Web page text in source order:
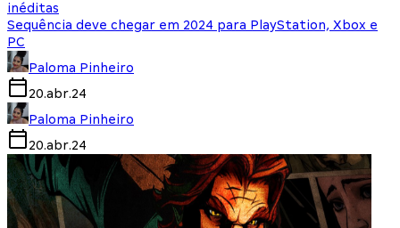
inéditas
Sequência deve chegar em 2024 para PlayStation, Xbox e
PC
Paloma Pinheiro
20.abr.24
Paloma Pinheiro
20.abr.24